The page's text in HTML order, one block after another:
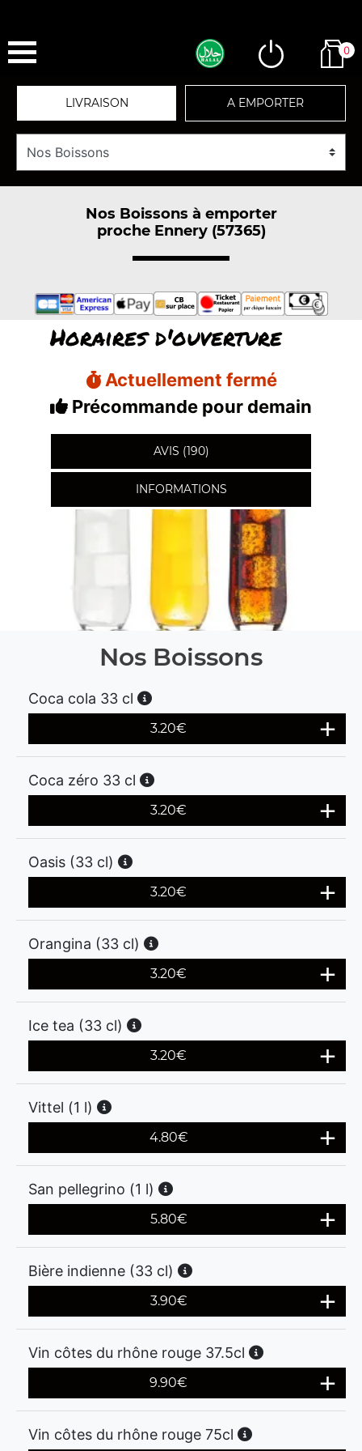
0
LIVRAISON A EMPORTER
Nos Boissons à emporter
proche Ennery (57365)
Horaires d'ouverture
Actuellement fermé
Précommande pour demain
AVIS (190)
INFORMATIONS
Nos Boissons
Coca cola 33 cl
3.20€
Coca zéro 33 cl
3.20€
Oasis (33 cl)
3.20€
Orangina (33 cl)
3.20€
Ice tea (33 cl)
3.20€
Vittel (1 l)
4.80€
San pellegrino (1 l)
5.80€
Bière indienne (33 cl)
3.90€
Vin côtes du rhône rouge 37.5cl
9.90€
Vin côtes du rhône rouge 75cl